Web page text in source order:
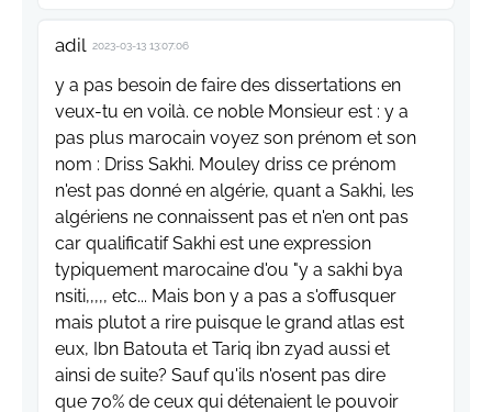
adil 2023-03-13 13:07:06
y a pas besoin de faire des dissertations en
veux-tu en voilà. ce noble Monsieur est : y a
pas plus marocain voyez son prénom et son
nom : Driss Sakhi. Mouley driss ce prénom
n'est pas donné en algérie, quant a Sakhi, les
algériens ne connaissent pas et n'en ont pas
car qualificatif Sakhi est une expression
typiquement marocaine d'ou "y a sakhi bya
nsiti,,,,, etc... Mais bon y a pas a s'offusquer
mais plutot a rire puisque le grand atlas est
eux, Ibn Batouta et Tariq ibn zyad aussi et
ainsi de suite? Sauf qu'ils n'osent pas dire
que 70% de ceux qui détenaient le pouvoir